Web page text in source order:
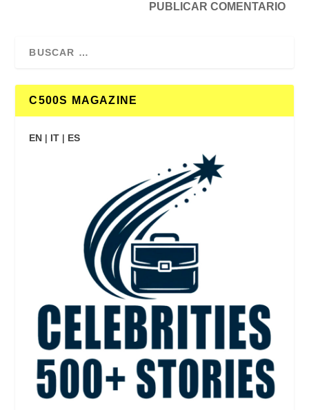
C500S MAGAZINE
EN | IT | ES